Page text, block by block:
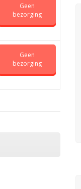
Geen
bezorging
Geen
bezorging